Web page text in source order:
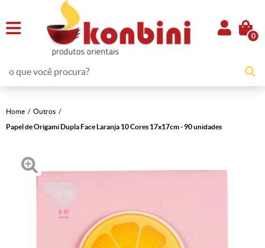
0
Home
Outros
Papel de Origami Dupla Face Laranja 10 Cores 17x17cm - 90 unidades